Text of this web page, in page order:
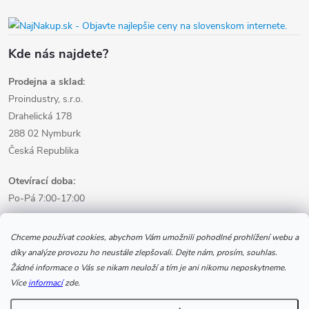
Chceme používat cookies, abychom Vám umožnili pohodlné prohlížení webu a
díky analýze provozu ho neustále zlepšovali. Dejte nám, prosím, souhlas.
Žádné informace o Vás se nikam neuloží a tím je ani nikomu neposkytneme.
Víceinformacízde.
Kde nás najdete?
Prodejna a sklad:
Proindustry, s.r.o.
Drahelická 178
288 02 Nymburk
Česká Republika
Otevírací doba:
Po-Pá 7:00-17:00
Informace pro nákup
Informace pro Vás